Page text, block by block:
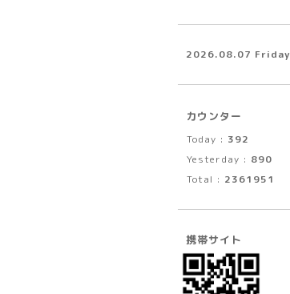
2026.08.07 Friday
カウンター
Today : 392
Yesterday : 890
Total : 2361951
携帯サイト